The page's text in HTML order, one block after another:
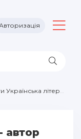
література
автор